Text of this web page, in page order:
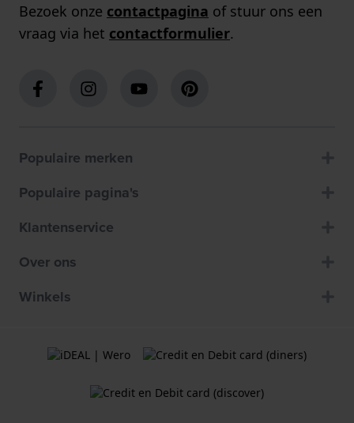
Bezoek onze contactpagina of stuur ons een
vraag via het contactformulier.
Populaire merken
Populaire pagina's
Klantenservice
Over ons
Winkels